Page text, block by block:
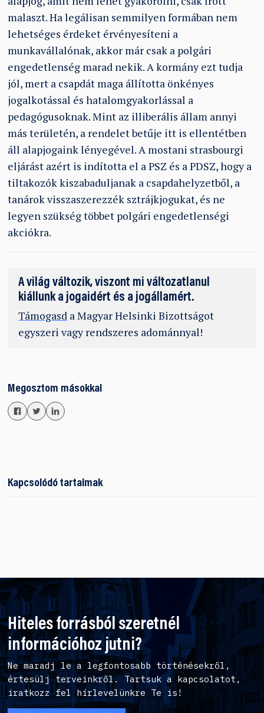
malaszt. Ha legálisan semmilyen formában nem
lehetséges érdeket érvényesíteni a
munkavállalónak, akkor már csak a polgári
engedetlenség marad nekik. A kormány ezt tudja
jól, mert a csapdát maga állította önkényes
jogalkotással és hatalomgyakorlással a
pedagógusoknak. Mint az illiberális állam annyi
más területén, a rendelet betűje itt is ellentétben
áll alapjogaink lényegével. A mostani strasbourgi
eljárást azért is indította el a PSZ és a PDSZ, hogy a
tiltakozók kiszabaduljanak a csapdahelyzetből, a
tanárok visszaszerezzék sztrájkjogukat, és ne
legyen szükség többet polgári engedetlenségi
akciókra.
A világ változik, viszont mi változatlanul
kiállunk a jogaidért és a jogállamért.
Támogasd a Magyar Helsinki Bizottságot
egyszeri vagy rendszeres adománnyal!
Megosztom másokkal
Kapcsolódó tartalmak
Hiteles forrásból szeretnél
információhoz jutni?
Ne maradj le a legfontosabb történésekről,
értesülj terveinkről. Tartsuk a kapcsolatot,
iratkozz fel hírlevelünkre Te is!